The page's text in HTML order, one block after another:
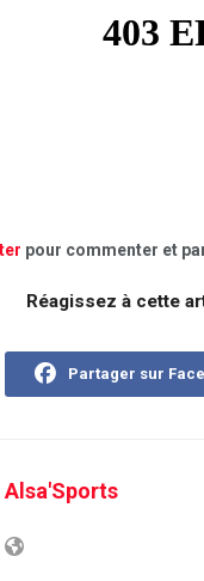
pour commenter et
Réagissez à cette
Partager sur
Alsa'Sports